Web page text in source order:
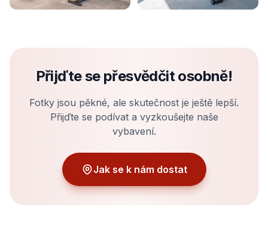
Přijďte se přesvědčit osobně!
Fotky jsou pěkné, ale skutečnost je ještě lepší.
Přijďte se podívat a vyzkoušejte naše
vybavení.
Jak se k nám dostat